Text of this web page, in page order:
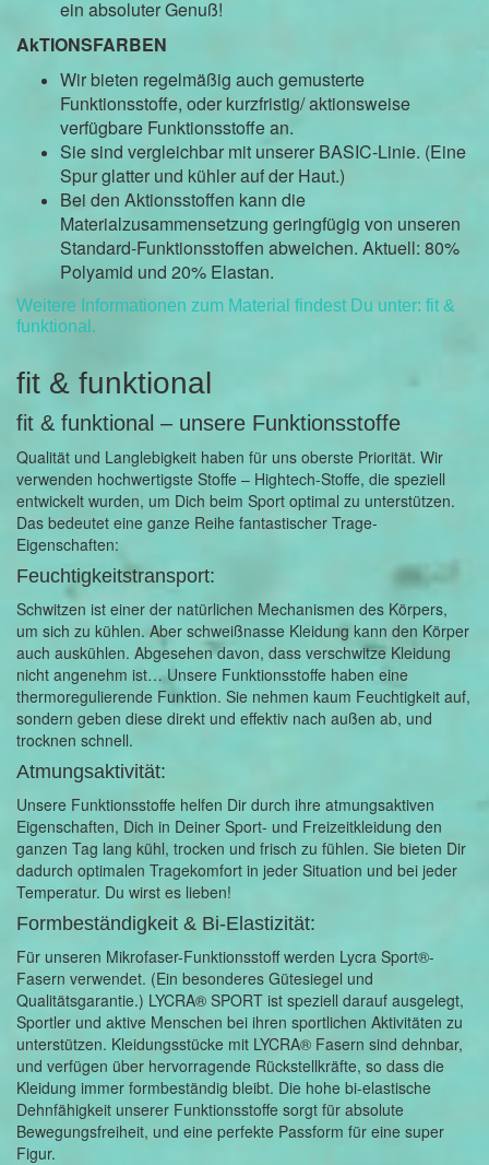
ein absoluter Genuß!
AkTIONSFARBEN
Wir bieten regelmäßig auch gemusterte
Funktionsstoffe, oder kurzfristig/ aktionsweise
verfügbare Funktionsstoffe an.
Sie sind vergleichbar mit unserer BASIC-Linie. (Eine
Spur glatter und kühler auf der Haut.)
Bei den Aktionsstoffen kann die
Materialzusammensetzung geringfügig von unseren
Standard-Funktionsstoffen abweichen. Aktuell: 80%
Polyamid und 20% Elastan.
Weitere Informationen zum Material findest Du unter: fit &
funktional.
fit & funktional
fit & funktional – unsere Funktionsstoffe
Qualität und Langlebigkeit haben für uns oberste Priorität. Wir
verwenden hochwertigste Stoffe – Hightech-Stoffe, die speziell
entwickelt wurden, um Dich beim Sport optimal zu unterstützen.
Das bedeutet eine ganze Reihe fantastischer Trage-
Eigenschaften:
Feuchtigkeitstransport:
Schwitzen ist einer der natürlichen Mechanismen des Körpers,
um sich zu kühlen. Aber schweißnasse Kleidung kann den Körper
auch auskühlen. Abgesehen davon, dass verschwitze Kleidung
nicht angenehm ist… Unsere Funktionsstoffe haben eine
thermoregulierende Funktion. Sie nehmen kaum Feuchtigkeit auf,
sondern geben diese direkt und effektiv nach außen ab, und
trocknen schnell.
Atmungsaktivität:
Unsere Funktionsstoffe helfen Dir durch ihre atmungsaktiven
Eigenschaften, Dich in Deiner Sport- und Freizeitkleidung den
ganzen Tag lang kühl, trocken und frisch zu fühlen. Sie bieten Dir
dadurch optimalen Tragekomfort in jeder Situation und bei jeder
Temperatur. Du wirst es lieben!
Formbeständigkeit & Bi-Elastizität:
Für unseren Mikrofaser-Funktionsstoff werden Lycra Sport®-
Fasern verwendet. (Ein besonderes Gütesiegel und
Qualitätsgarantie.) LYCRA® SPORT ist speziell darauf ausgelegt,
Sportler und aktive Menschen bei ihren sportlichen Aktivitäten zu
unterstützen. Kleidungsstücke mit LYCRA® Fasern sind dehnbar,
und verfügen über hervorragende Rückstellkräfte, so dass die
Kleidung immer formbeständig bleibt. Die hohe bi-elastische
Dehnfähigkeit unserer Funktionsstoffe sorgt für absolute
Bewegungsfreiheit, und eine perfekte Passform für eine super
Figur.